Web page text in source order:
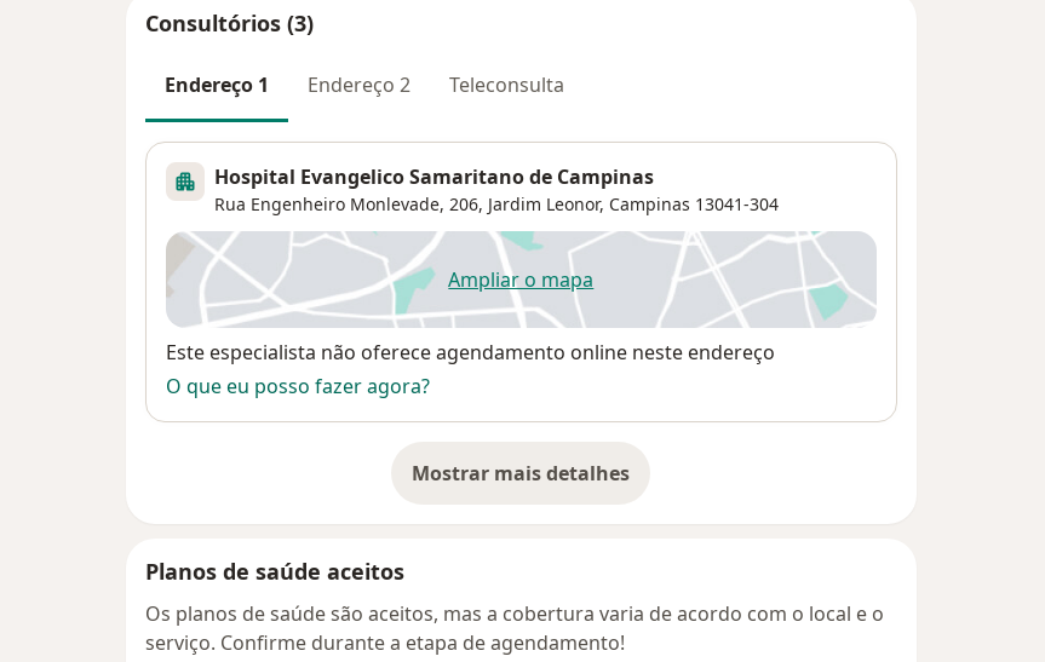
Consultórios (3)
Endereço 1 Endereço 2 Teleconsulta
Hospital Evangelico Samaritano de Campinas
Rua Engenheiro Monlevade, 206, Jardim Leonor, Campinas 13041-304
Ampliar o mapaabre num novo separador
Disponibilidade
Este especialista não oferece agendamento online neste endereço
O que eu posso fazer agora?
Mostrar mais detalhes
sobre o endereço
Planos de saúde aceitos
Os planos de saúde são aceitos, mas a cobertura varia de acordo com o local e o
serviço. Confirme durante a etapa de agendamento!